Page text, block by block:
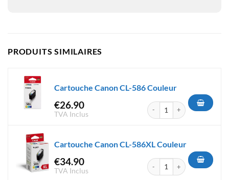
PRODUITS SIMILAIRES
Cartouche Canon CL-586 Couleur
€26.90
TVA Inclus
quantité de Cartouche Canon
Cartouche Canon CL-586XL Couleur
€34.90
TVA Inclus
quantité de Cartouche Canon